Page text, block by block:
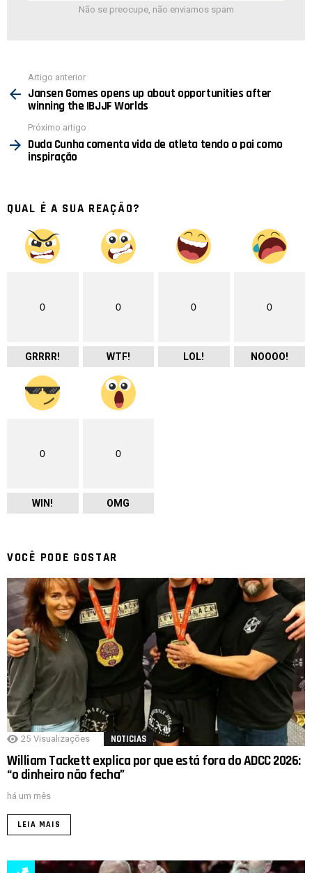
Não se preocupe, não enviamos spam
mais
Artigo anterior
Jansen Gomes opens up about opportunities after
winning the IBJJF Worlds
Próximo artigo
Duda Cunha comenta vida de atleta tendo o pai como
inspiração
QUAL É A SUA REAÇÃO?
0
GRRRR!
0
WTF!
0
LOL!
0
NOOOO!
0
WIN!
0
OMG
VOCÊ PODE GOSTAR
25 Visualizações NOTICIAS
William Tackett explica por que está fora do ADCC 2026:
“o dinheiro não fecha”
há um mês
LEIA MAIS